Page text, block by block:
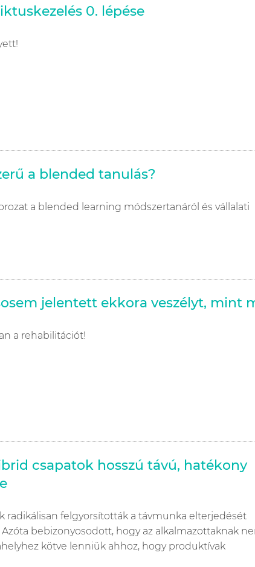
0. lépése
a blended tanulás?
a blended learning módszertanáról és vállalati
jelentett ekkora veszélyt, mint
a rehabilitációt!
csapatok hosszú távú, hatékony
radikálisan felgyorsították a távmunka elterjedését
Azóta bebizonyosodott, hogy az alkalmazottaknak
kötve lenniük ahhoz, hogy produktívak